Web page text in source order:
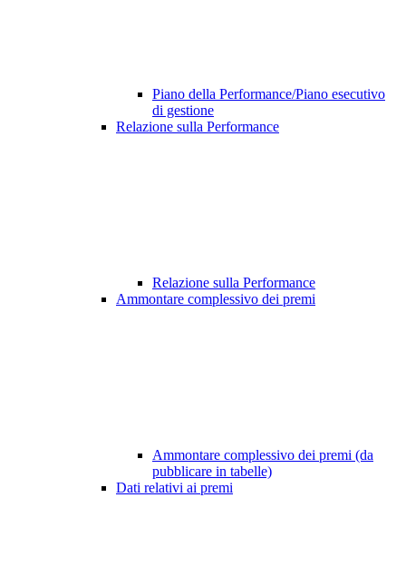
Piano della Performance/Piano esecutivo
di gestione
Relazione sulla Performance
Relazione sulla Performance
Ammontare complessivo dei premi
Ammontare complessivo dei premi (da
pubblicare in tabelle)
Dati relativi ai premi